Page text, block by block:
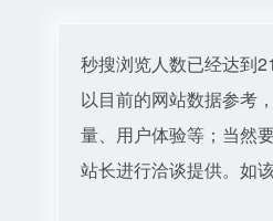
秒搜浏览人数已经达到
以目前的网站数据参考
量、用户体验等；当然
站长进行洽谈提供。如